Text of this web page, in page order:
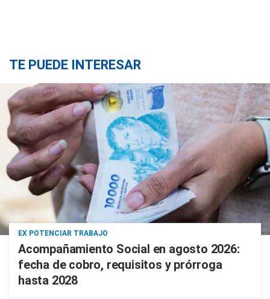
TE PUEDE INTERESAR
EX POTENCIAR TRABAJO
Acompañamiento Social en agosto 2026:
fecha de cobro, requisitos y prórroga
hasta 2028